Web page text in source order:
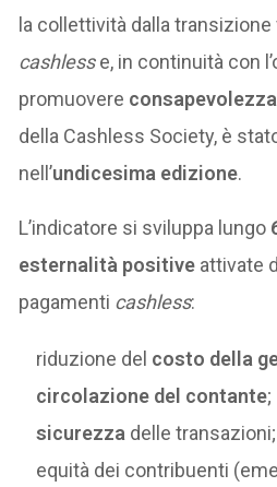
la collettività dalla
cashlesse, in continuità con
promuovere
della Cashless Society, è
nell’undicesima edizione.
L’indicatore si sviluppa lungo
esternalità positive attivate
pagamenti cashless:
riduzione del costo della
circolazione del contante;
sicurezza delle transazioni;
equità dei contribuenti